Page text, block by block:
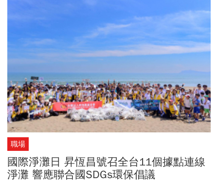
今年進擴大規模，目標是全台門市數達200家。他預估今年業績增長
25%。同時，也正在做上櫃的準備。雄心壯志的他說：「2027年上
職場
國際淨灘日 昇恆昌號召全台11個據點連線
淨灘 響應聯合國SDGs環保倡議